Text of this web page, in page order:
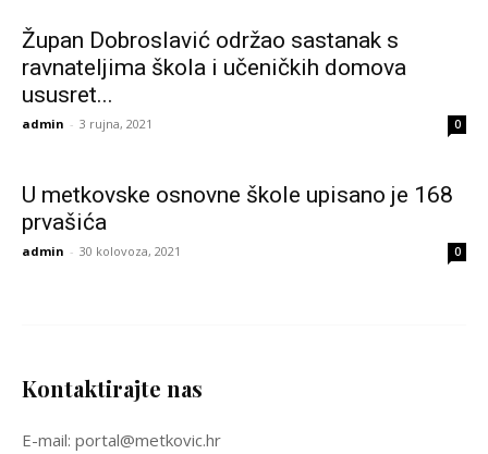
Župan Dobroslavić održao sastanak s
ravnateljima škola i učeničkih domova
ususret...
admin - 3 rujna, 2021 0
U metkovske osnovne škole upisano je 168
prvašića
admin - 30 kolovoza, 2021 0
Kontaktirajte nas
E-mail: portal@metkovic.hr